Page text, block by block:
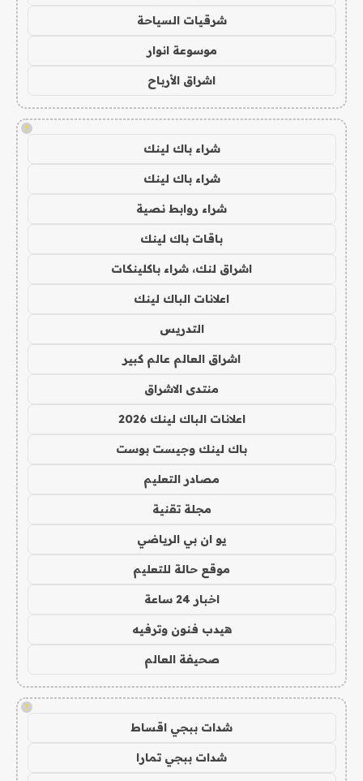
شرقيات السياحة
موسوعة انوار
اشراق الأرباح
!
شراء باك لينك
شراء باك لينك
شراء روابط نصية
باقات باك لينك
اشراق لنك، شراء باكلينكات
اعلانات الباك لينك
التدريس
اشراق العالم عالم كبير
منتدى الاشراق
اعلانات الباك لينك 2026
باك لينك وجيست بوست
مصادر التعليم
مجلة تقنية
يو ان بي الرياضي
موقع حالة للتعليم
اخبار 24 ساعة
هيدب فنون وترفيه
صحيفة العالم
!
شدات ببجي اقساط
شدات ببجي تمارا